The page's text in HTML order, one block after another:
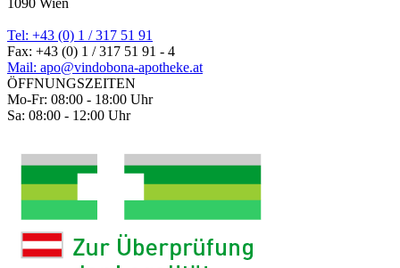
1090 Wien
Tel: +43 (0) 1 / 317 51 91
Fax: +43 (0) 1 / 317 51 91 - 4
Mail: apo@vindobona-apotheke.at
ÖFFNUNGSZEITEN
Mo-Fr: 08:00 - 18:00 Uhr
Sa: 08:00 - 12:00 Uhr